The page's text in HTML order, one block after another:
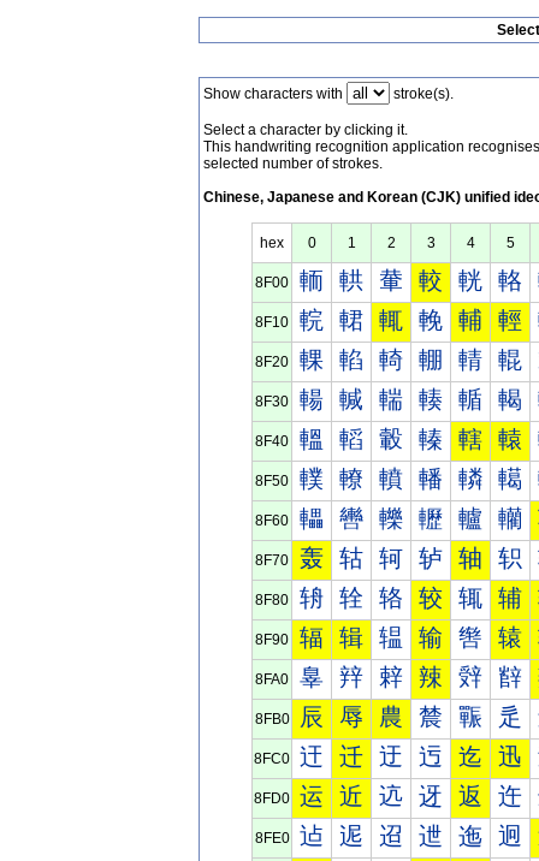
Show characters with stroke(s).
Select a character by clicking it.
This handwriting recognition application
selected number of strokes.
Chinese, Japanese and Korean (CJK) unified
hex 0 1 2 3 4 5
8F00 輀 輁 輂 較 輄 輅
8F10 輐 輑 輒 輓 輔 輕
8F20 輠 輡 輢 輣 輤 輥
8F30 輰 輱 輲 輳 輴 輵
8F40 轀 轁 轂 轃 轄 轅
8F50 轐 轑 轒 轓 轔 轕
8F60 轠 轡 轢 轣 轤 轥
8F70 轰 轱 轲 轳 轴 轵
8F80 辀 辁 辂 较 辄 辅
8F90 辐 辑 辒 输 辔 辕
8FA0 辠 辡 辢 辣 辤 辥
8FB0 辰 辱 農 辳 辴 辵
8FC0 迀 迁 迂 迃 迄 迅
8FD0 运 近 迒 迓 返 迕
8FE0 迠 迡 迢 迣 迤 迥